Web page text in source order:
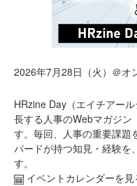
2026年7月28日（火）＠オ
HRzine Day（エイチアー
長する人事のWebマガジ
す。毎回、人事の重要課題
パードが持つ知見・経験を
す。
イベントカレンダーを見